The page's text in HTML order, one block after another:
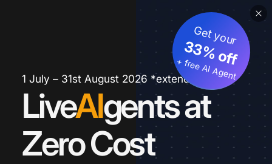
1 July – 31st August 2026 *extended
LiveAIgents at
Zero Cost
Get your
33% off
+ free AI Agent